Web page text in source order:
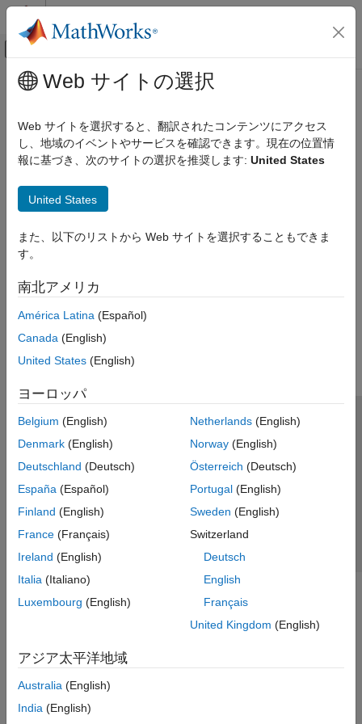
コンテンツへスキップ
オフキャンバス ナビゲーション メ
ドキュメンテーションのホーム
メインコンテンツ
Web サイトの選択
Web サイトを選択すると、翻訳されたコンテンツにアクセス
し、地域のイベントやサービスを確認できます。現在の位置情
報に基づき、次のサイトの選択を推奨します: United States
United States
また、以下のリストから Web サイトを選択することもできま
す。
南北アメリカ
América Latina (Español)
Canada (English)
United States (English)
ヨーロッパ
Belgium (English)
Denmark (English)
Deutschland (Deutsch)
España (Español)
Finland (English)
France (Français)
Ireland (English)
Italia (Italiano)
Luxembourg (English)
Netherlands(English)
Norway(English)
Österreich (Deutsch)
Portugal(English)
Sweden (English)
Switzerland
Deutsch
English
Français
United Kingdom (English)
アジア太平洋地域
Australia (English)
India (English)
トラストセンター
プライバシー ポリシー
違法コピー防止
アプリケーション ステータス
© 1994-2026 The MathWorks, Inc.